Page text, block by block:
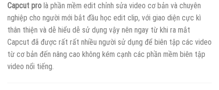
Capcut pro là phần mềm edit chỉnh sửa video cơ bản và chuyên
nghiệp cho người mới bắt đầu học edit clip, với giao diện cực kì
thân thiện và dễ hiểu dễ sử dụng vậy nên ngay từ khi ra mắt
Capcut đã được rất rất nhiều người sử dụng để biên tập các video
từ cơ bản đến nâng cao không kém cạnh các phần mềm biên tập
video nổi tiếng.